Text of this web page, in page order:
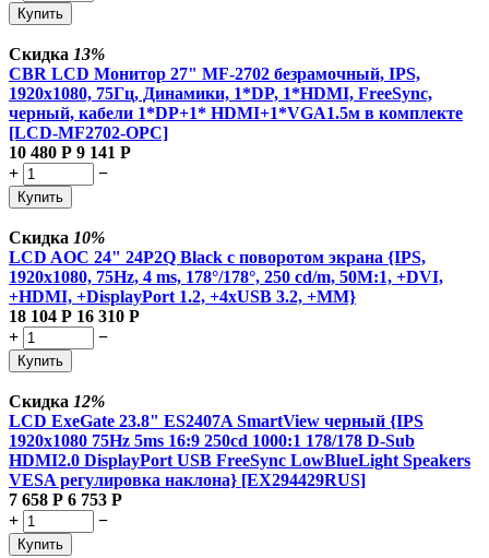
Купить
Скидка 13%
CBR LCD Монитор 27" MF-2702 безрамочный, IPS,
1920x1080, 75Гц, Динамики, 1*DP, 1*HDMI, FreeSync,
черный, кабели 1*DP+1* HDMI+1*VGA1.5м в комплекте
[LCD-MF2702-OPC]
10 480 Р 9 141 Р
+
−
Купить
Скидка 10%
LCD AOC 24" 24P2Q Black с поворотом экрана {IPS,
1920x1080, 75Hz, 4 ms, 178°/178°, 250 cd/m, 50M:1, +DVI,
+HDMI, +DisplayPort 1.2, +4xUSB 3.2, +MM}
18 104 Р 16 310 Р
+
−
Купить
Скидка 12%
LCD ExeGate 23.8" ES2407A SmartView черный {IPS
1920x1080 75Hz 5ms 16:9 250cd 1000:1 178/178 D-Sub
HDMI2.0 DisplayPort USB FreeSync LowBlueLight Speakers
VESA регулировка наклона} [EX294429RUS]
7 658 Р 6 753 Р
+
−
Купить